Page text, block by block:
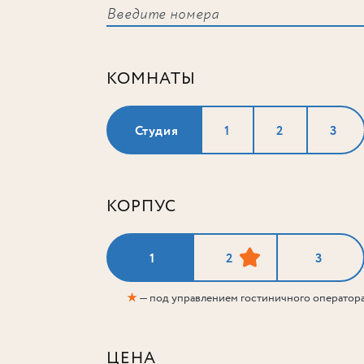
КОМНАТЫ
Студия 1 2 3
КОРПУС
1 2 3
★— под управлением гостиничного
ЦЕНА